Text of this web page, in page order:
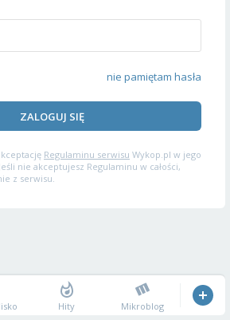
nie pamiętam hasła
ZALOGUJ SIĘ
Regulaminu serwisu Wykop.pl w jego
nie akceptujesz Regulaminu w całości,
z serwisu.
Hity Mikroblog